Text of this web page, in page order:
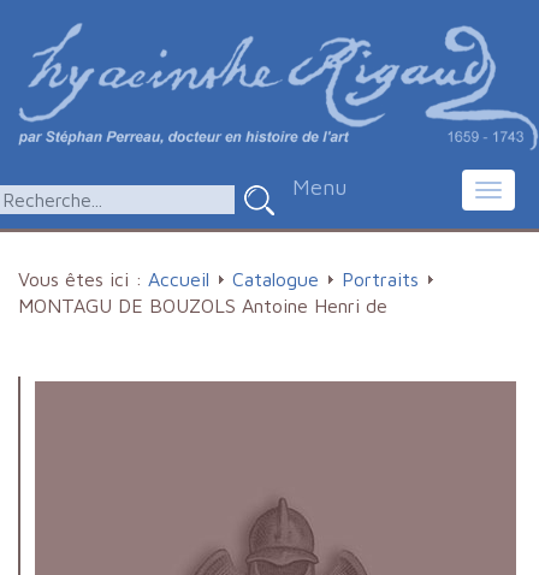
Menu
Vous êtes ici : Accueil Catalogue
Portraits
MONTAGU DE BOUZOLS Antoine Henri de